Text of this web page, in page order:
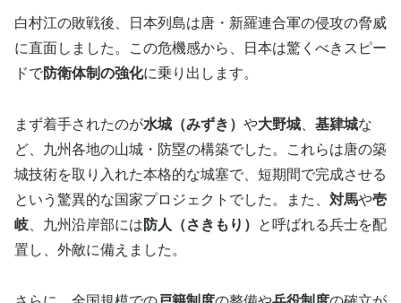
白村江の敗戦後、日本列島は唐・新羅連合軍の侵攻の脅威
に直面しました。この危機感から、日本は驚くべきスピー
ドで防衛体制の強化に乗り出します。
まず着手されたのが水城（みずき） や大野城 基肄城な
ど、九州各地の山城・防塁の構築でした。これらは唐の築
城技術を取り入れた本格的な城塞で、短期間で完成させる
という驚異的な国家プロジェクトでした。また、 対馬や壱
岐 、九州沿岸部には 防人（さきもり）
と呼ばれる兵士を配
置し、外敵に備えました。